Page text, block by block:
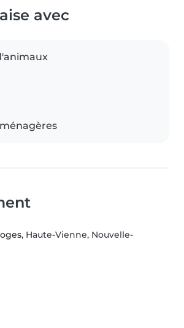
avec
, Haute-Vienne, Nouvelle-